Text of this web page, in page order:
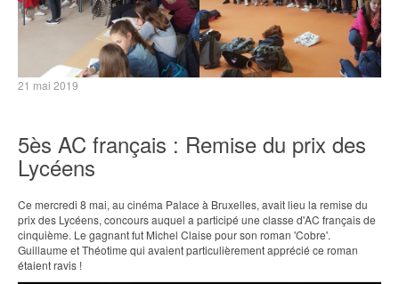
21 mai 2019
5ès AC français : Remise du prix des
Lycéens
Ce mercredi 8 mai, au cinéma Palace à Bruxelles, avait lieu la remise du
prix des Lycéens, concours auquel a participé une classe d'AC français de
cinquième. Le gagnant fut Michel Claise pour son roman 'Cobre'.
Guillaume et Théotime qui avaient particulièrement apprécié ce roman
étaient ravis !